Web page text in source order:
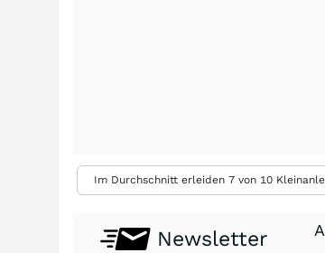
Im Durchschnitt erleiden 7 von 10
Newsletter